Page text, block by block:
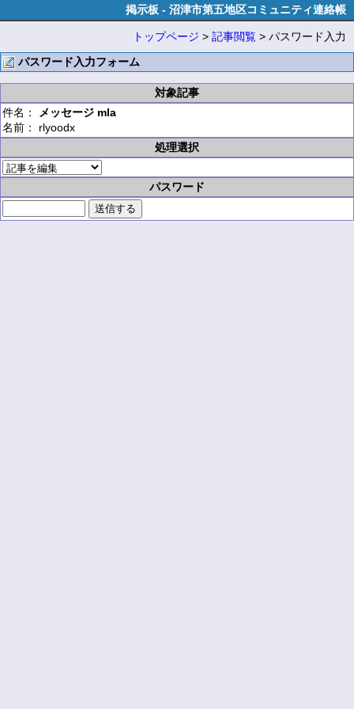
掲示板 - 沼津市第五地区コミュニティ連絡帳
トップページ > 記事閲覧 > パスワード入力
パスワード入力フォーム
対象記事
件名： メッセージ mla
名前： rlyoodx
処理選択
パスワード